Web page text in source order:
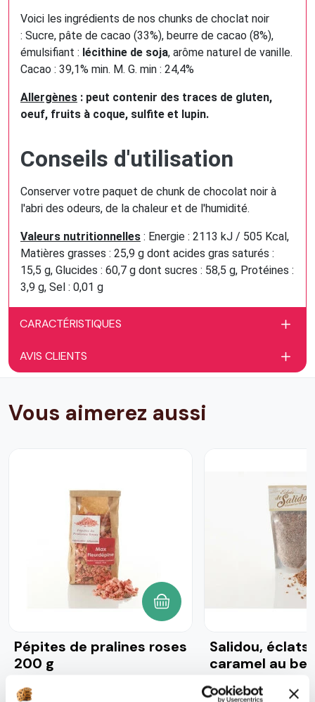
Voici les ingrédients de nos chunks de choclat noir
: Sucre, pâte de cacao (33%), beurre de cacao (8%),
émulsifiant : lécithine de soja, arôme naturel de vanille.
Cacao : 39,1% min. M. G. min : 24,4%
Allergènes : peut contenir des traces de gluten,
oeuf, fruits à coque, sulfite et lupin.
Conseils d'utilisation
Conserver votre paquet de chunk de chocolat noir à
l'abri des odeurs, de la chaleur et de l'humidité.
Valeurs nutritionnelles : Energie : 2113 kJ / 505 Kcal,
Matières grasses : 25,9 g dont acides gras saturés :
15,5 g, Glucides : 60,7 g dont sucres : 58,5 g, Protéines :
3,9 g, Sel : 0,01 g
CARACTÉRISTIQUES
AVIS CLIENTS
Vous aimerez aussi
Pépites de pralines roses
200 g
AJOUTER AU PANIER
Salidou, éclats
caramel au